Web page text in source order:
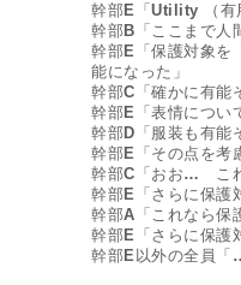
幹部E「Utility （有
幹部B「ここまで人
幹部E「保護対象を
能になった」
幹部C「確かに有能
幹部E「表情につい
幹部D「服装も有能
幹部E「その点を考
幹部C「おお…　こ
幹部E「さらに保護
幹部A「これなら保
幹部E「さらに保護
幹部E以外の全員